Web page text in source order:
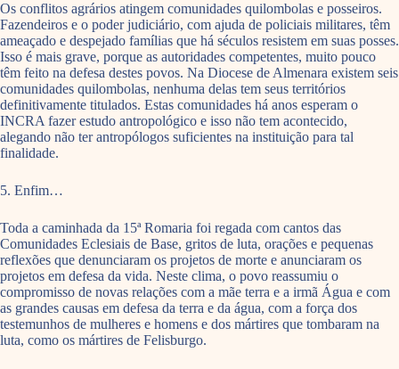
Os conflitos agrários atingem comunidades quilombolas e posseiros.
Fazendeiros e o poder judiciário, com ajuda de policiais militares, têm
ameaçado e despejado famílias que há séculos resistem em suas posses.
Isso é mais grave, porque as autoridades competentes, muito pouco
têm feito na defesa destes povos. Na Diocese de Almenara existem seis
comunidades quilombolas, nenhuma delas tem seus territórios
definitivamente titulados. Estas comunidades há anos esperam o
INCRA fazer estudo antropológico e isso não tem acontecido,
alegando não ter antropólogos suficientes na instituição para tal
finalidade.
5. Enfim…
Toda a caminhada da 15ª Romaria foi regada com cantos das
Comunidades Eclesiais de Base, gritos de luta, orações e pequenas
reflexões que denunciaram os projetos de morte e anunciaram os
projetos em defesa da vida. Neste clima, o povo reassumiu o
compromisso de novas relações com a mãe terra e a irmã Água e com
as grandes causas em defesa da terra e da água, com a força dos
testemunhos de mulheres e homens e dos mártires que tombaram na
luta, como os mártires de Felisburgo.